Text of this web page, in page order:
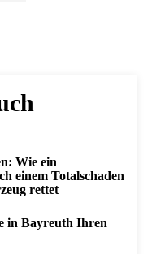
Wie ein
einem Totalschaden
rettet
in Bayreuth Ihren